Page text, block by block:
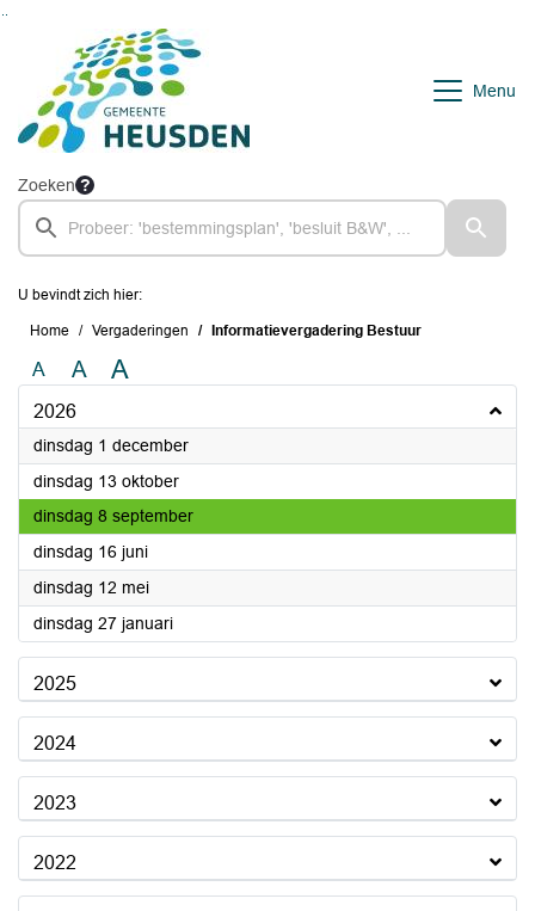
Ga naar de inhoud van deze pagina
Ga naar het zoeken
Ga naar het menu
Menu
Zoeken
U bevindt zich hier:
Home Vergaderingen Informatievergadering Bestuur
A A A
2026
dinsdag 1 december2026
dinsdag 13 oktober2026
dinsdag 8 september2026
dinsdag 16 juni2026
dinsdag 12 mei2026
dinsdag 27 januari2026
2025
2024
2023
2022